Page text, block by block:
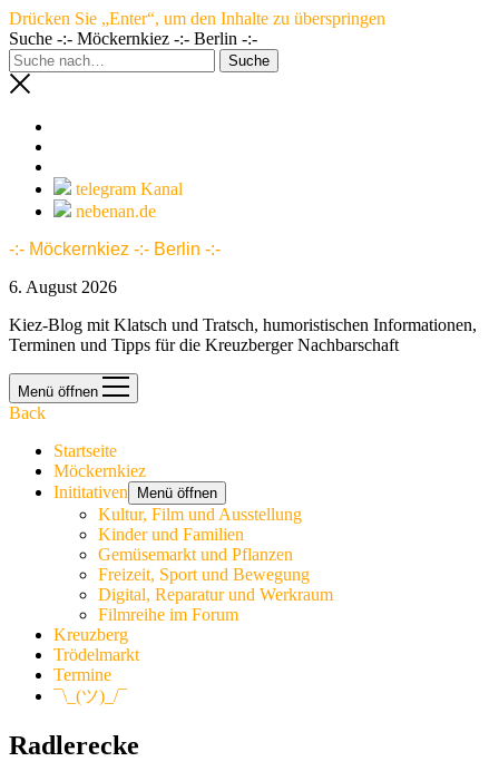
Drücken Sie „Enter“, um den Inhalte zu überspringen
Suche -:- Möckernkiez -:- Berlin -:-
telegram Kanal
nebenan.de
-:- Möckernkiez -:- Berlin -:-
6. August 2026
Kiez-Blog mit Klatsch und Tratsch, humoristischen Informationen,
Terminen und Tipps für die Kreuzberger Nachbarschaft
Menü öffnen
Back
Startseite
Möckernkiez
Inititativen
Menü öffnen
Kultur, Film und Ausstellung
Kinder und Familien
Gemüsemarkt und Pflanzen
Freizeit, Sport und Bewegung
Digital, Reparatur und Werkraum
Filmreihe im Forum
Kreuzberg
Trödelmarkt
Termine
¯\_(ツ)_/¯
Radlerecke